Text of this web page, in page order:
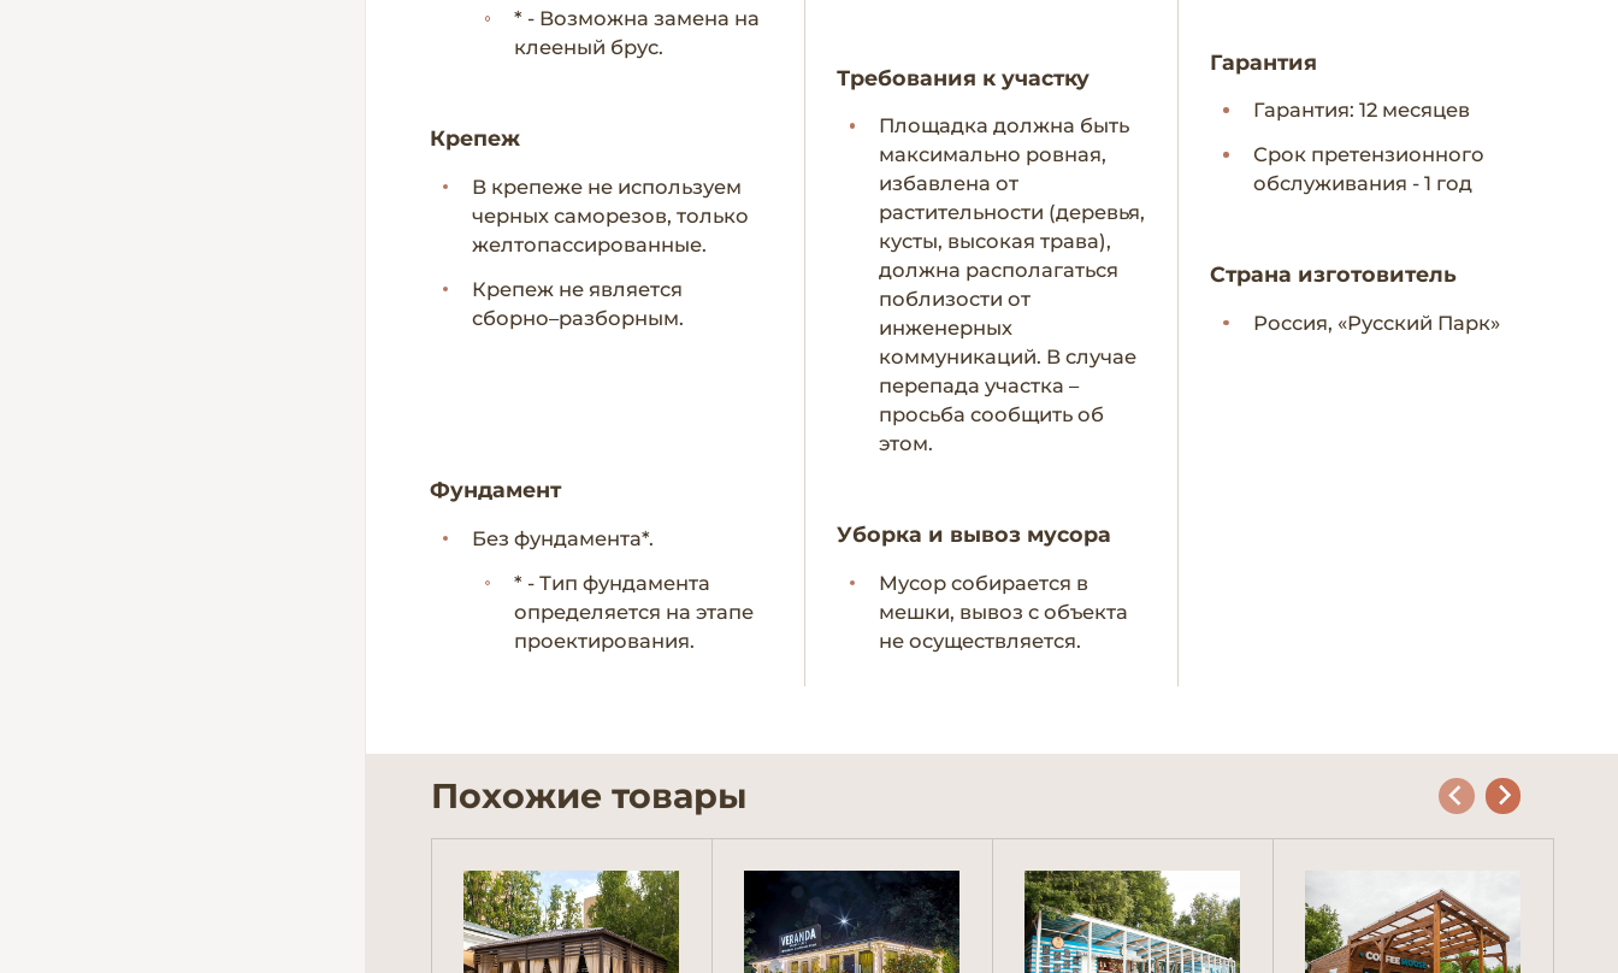
* - Возможна замена на
клееный брус.
Крепеж
В крепеже не используем
черных саморезов, только
желтопассированные.
Крепеж не является
сборно–разборным.
Фундамент
Без фундамента*.
* - Тип фундамента
определяется на этапе
проектирования.
Требования к участку
Площадка должна быть
максимально ровная,
избавлена от
растительности (деревья,
кусты, высокая трава),
должна располагаться
поблизости от
инженерных
коммуникаций. В случае
перепада участка –
просьба сообщить об
этом.
Уборка и вывоз мусора
Мусор собирается в
мешки, вывоз с объекта
не осуществляется.
Гарантия
Гарантия: 12 месяцев
Срок претензионного
обслуживания - 1 год
Страна изготовитель
Россия, «Русский Парк»
Похожие товары